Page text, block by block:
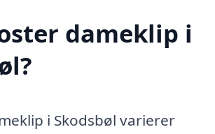
dameklip i
i Skodsbøl varierer